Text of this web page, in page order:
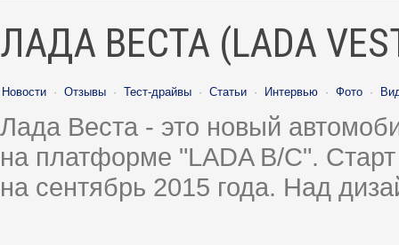
ЛАДА ВЕСТА (LADA
Новости · Отзывы · Тест-драйвы · Статьи · Интервью · Фото ·
Лада Веста - это новый
на платформе "LADA B/C".
на сентябрь 2015 года. Над